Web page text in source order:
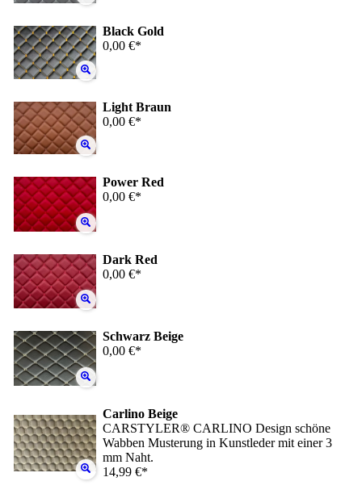
Black Gold
0,00 €*
Light Braun
0,00 €*
Power Red
0,00 €*
Dark Red
0,00 €*
Schwarz Beige
0,00 €*
Carlino Beige
CARSTYLER® CARLINO Design schöne
Wabben Musterung in Kunstleder mit einer 3
mm Naht.
14,99 €*